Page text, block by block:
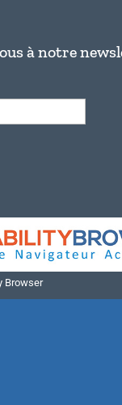
à notre
Browser